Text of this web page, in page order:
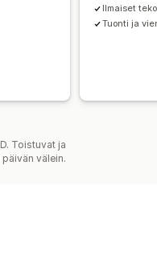
Ilmaiset
Tuonti ja
Toistuvat ja
välein.